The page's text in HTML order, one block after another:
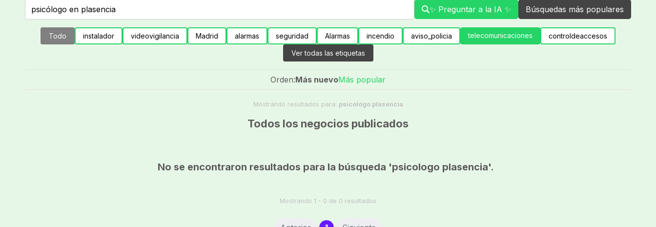
✨ Preguntar a la IA ✨ Búsquedas más populares
Todo instalador videovigilancia Madrid alarmas seguridad Alarmas incendio aviso_policia telecomunicaciones controldeaccesos
Ver todas las etiquetas
Orden:Más nuevoMás popular
Mostrando resultados para: psicologo plasencia
Todos los negocios publicados
No se encontraron resultados para la búsqueda 'psicologo plasencia'.
Mostrando 1 - 0 de 0 resultados